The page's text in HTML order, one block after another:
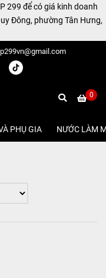
0
PHỤ GIA NƯỚC LÀM
299 để có giá kinh doanh
Đông, phường Tân Hưng,